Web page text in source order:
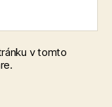
v tomto